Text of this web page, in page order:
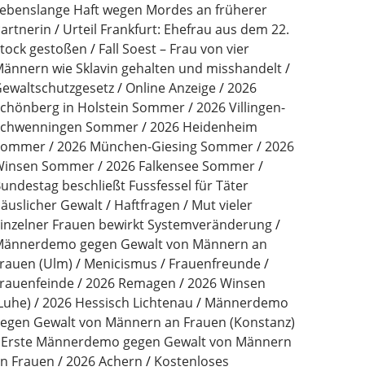
Haft wegen Mordes an früherer
Urteil Frankfurt: Ehefrau aus dem 22.
gestoßen
Fall Soest – Frau von vier
wie Sklavin gehalten und misshandelt
Online Anzeige
2026
in Holstein Sommer
2026 Villingen-
Sommer
2026 Heidenheim
2026 München-Giesing Sommer
2026
Sommer
2026 Falkensee Sommer
beschließt Fussfessel für Täter
Gewalt
Haftfragen
Mut vieler
Frauen bewirkt Systemveränderung
gegen Gewalt von Männern an
(Ulm)
Menicismus
Frauenfreunde
2026 Remagen
2026 Winsen
2026 Hessisch Lichtenau
Männerdemo
Gewalt von Männern an Frauen (Konstanz)
Erste Männerdemo gegen Gewalt von Männern
Frauen
2026 Achern
Kostenloses